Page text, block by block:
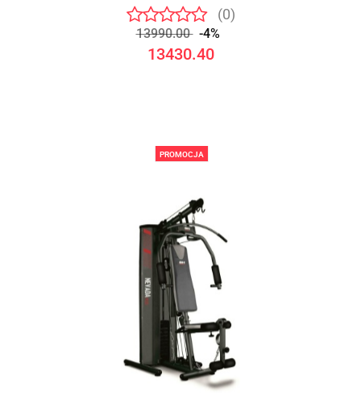
(0)
13990.00 -4%
13430.40
PROMOCJA